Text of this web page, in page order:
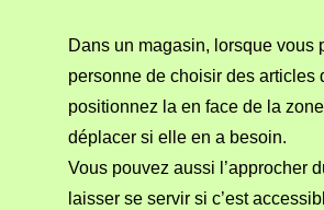
Dans un magasin, lorsque vous
personne de choisir des articles
positionnez la en face de la
déplacer si elle en a besoin.
Vous pouvez aussi l’approcher
laisser se servir si c’est